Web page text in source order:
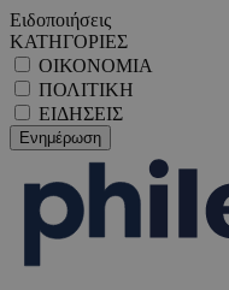
Ειδοποιήσεις
ΚΑΤΗΓΟΡΙΕΣ
ΟΙΚΟΝΟΜΙΑ
ΠΟΛΙΤΙΚΗ
ΕΙΔΗΣΕΙΣ